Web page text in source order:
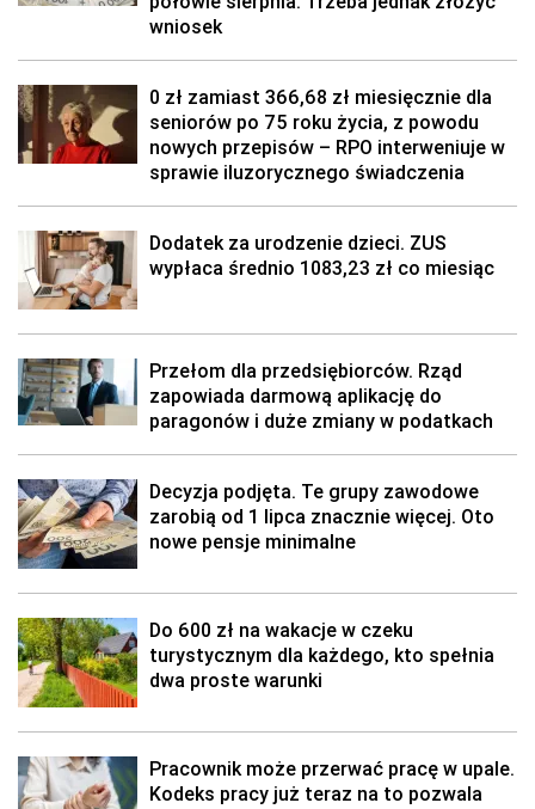
wniosek
0 zł zamiast 366,68 zł miesięcznie dla
seniorów po 75 roku życia, z powodu
nowych przepisów – RPO interweniuje w
sprawie iluzorycznego świadczenia
Dodatek za urodzenie dzieci. ZUS
wypłaca średnio 1083,23 zł co miesiąc
Przełom dla przedsiębiorców. Rząd
zapowiada darmową aplikację do
paragonów i duże zmiany w podatkach
Decyzja podjęta. Te grupy zawodowe
zarobią od 1 lipca znacznie więcej. Oto
nowe pensje minimalne
Do 600 zł na wakacje w czeku
turystycznym dla każdego, kto spełnia
dwa proste warunki
Pracownik może przerwać pracę w upale.
Kodeks pracy już teraz na to pozwala